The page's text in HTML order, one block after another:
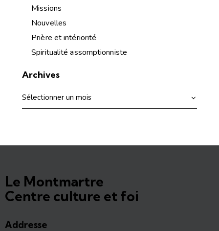
Missions
Nouvelles
Prière et intériorité
Spiritualité assomptionniste
Archives
Le Montmartre
Centre culture et foi
Addresse